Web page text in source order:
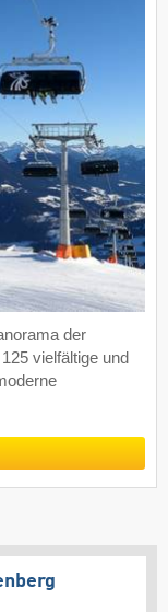
der
vielfältige und